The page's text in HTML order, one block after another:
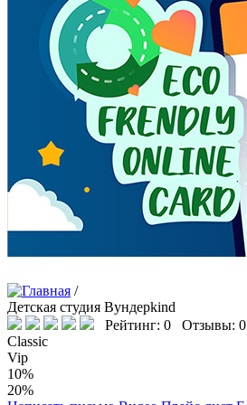
/
Детская студия Вундерkind
Рейтинг: 0 Отзывы: 0
Classic
Vip
10%
20%